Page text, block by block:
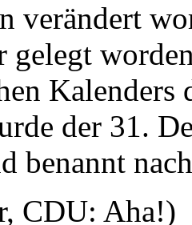
verändert
gelegt
der 31.
benannt
CDU: Aha!)